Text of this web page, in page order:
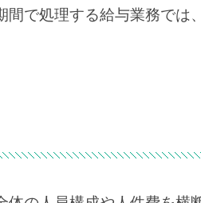
で処理する給与業務では